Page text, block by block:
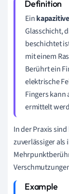
Ein
Glasschicht,
beschichtet
mit einem
Berührt ein
elektrische
Fingers kann
ermittelt
In der Praxis
zuverlässiger als